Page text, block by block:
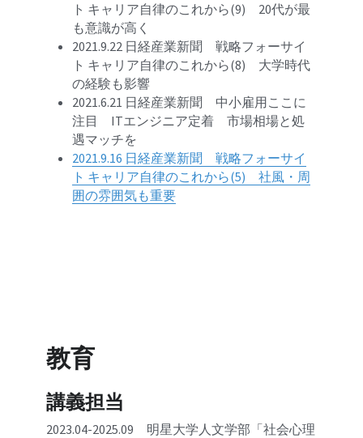
ト キャリア自律のこれから(9)　20代が最
も意識が高く
2021.9.22 日経産業新聞　戦略フォーサイ
ト キャリア自律のこれから(8)　大学時代
の経験も影響
2021.6.21 日経産業新聞　中小雇用ここに
注目　ITエンジニア定着　市場相場と処
遇マッチを
2021.9.16 日経産業新聞　戦略フォーサイ
ト キャリア自律のこれから(5)　社風・周
囲の雰囲気も重要
教育
講義担当
2023.04-2025.09　明星大学人文学部「社会心理